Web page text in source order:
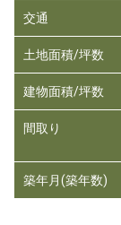
交通
土地面積/坪数
建物面積/坪数
間取り
築年月(築年数)